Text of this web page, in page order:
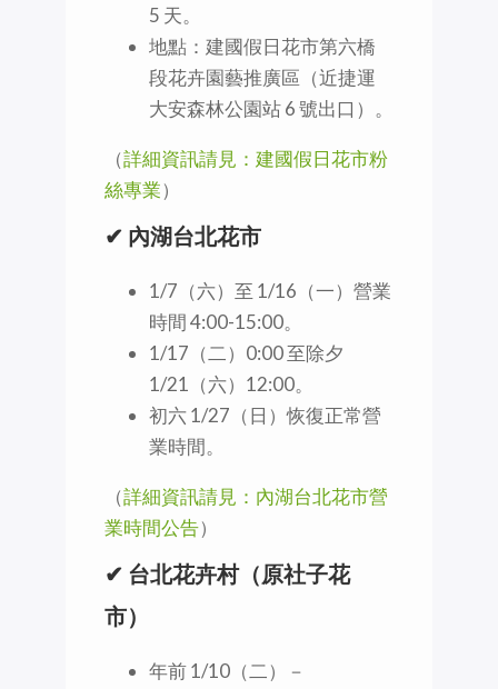
5 天。
地點：建國假日花市第六橋
段花卉園藝推廣區（近捷運
大安森林公園站 6 號出口）。
（詳細資訊請見：建國假日花市粉
絲專業）
✔ 內湖台北花市
1/7（六）至 1/16（一）營業
時間 4:00-15:00。
1/17（二）0:00 至除夕
1/21（六）12:00。
初六 1/27（日）恢復正常營
業時間。
（詳細資訊請見：內湖台北花市營
業時間公告）
✔ 台北花卉村（原社子花
市）
年前 1/10（二）－